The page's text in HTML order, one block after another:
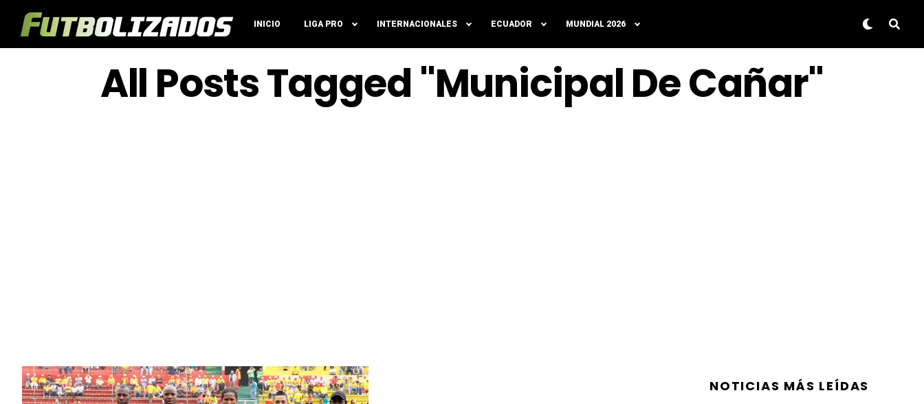
INICIO LIGA PRO INTERNACIONALES ECUADOR MUNDIAL 2026
All Posts Tagged "Municipal De Cañar"
NOTICIAS MÁS LEÍDAS